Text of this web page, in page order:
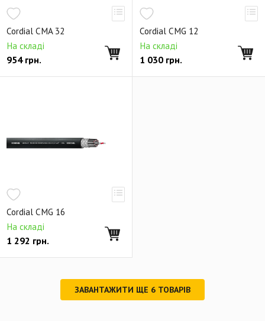
Cordial CMA 32
На складі
954грн.
Cordial CMG 12
На складі
1 030 грн.
Cordial CMG 16
На складі
1 292 грн.
ЗАВАНТАЖИТИ ЩЕ 6 ТОВАРІВ